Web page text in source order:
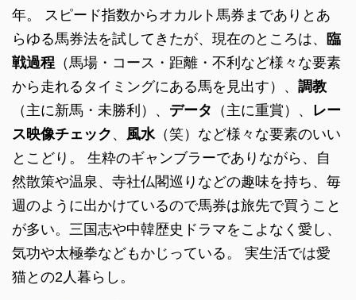
年。 スピード指数からオカルト馬券までありとあ
らゆる馬券法を試してきたが、現在のところは、 臨
戦過程 （馬場・コース・距離・不利など様々な要素
から走れるタイミングにある馬を見出す）、 調教
（主に新馬・未勝利）、 データ （主に重賞）、 レー
ス映像チェック 、 風水（笑）など様々な要素のいい
とこどり。 生粋のギャンブラーでありながら、自
然散策や温泉、寺社仏閣巡りなどの趣味を持ち、毎
週のように出かけているので馬券は旅先で買うこと
が多い。三国志や中韓歴史ドラマをこよなく愛し、
気功や太極拳などもかじっている。 実生活では愛
猫との2人暮らし。